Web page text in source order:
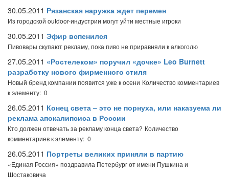
30.05.2011 Рязанская наружка ждет перемен
Из городской outdoor-индустрии могут уйти местные игроки
30.05.2011 Эфир вспенился
Пивовары скупают рекламу, пока пиво не приравняли к алкоголю
27.05.2011 «Ростелеком» поручил «дочке» Leo Burnett
разработку нового фирменного стиля
Новый бренд компании появится уже к осени Количество комментариев
к элементу: 0
26.05.2011 Конец света – это не порнуха, или наказуема ли
реклама апокалипсиса в России
Кто должен отвечать за рекламу конца света? Количество
комментариев к элементу: 0
26.05.2011 Портреты великих приняли в партию
«Единая Россия» поздравила Петербург от имени Пушкина и
Шостаковича